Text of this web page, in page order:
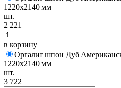
1220х2140 мм
шт.
2 221
в корзину
Оргалит шпон Дуб
1220х2140 мм
шт.
3 722